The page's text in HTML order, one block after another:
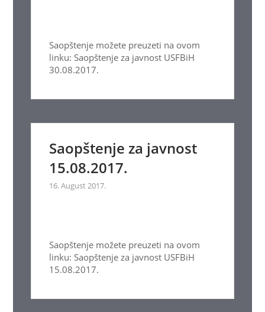
Saopštenje možete preuzeti na ovom
linku: Saopštenje za javnost USFBiH
30.08.2017.
Saopštenje za javnost
15.08.2017.
16. August 2017.
Saopštenje možete preuzeti na ovom
linku: Saopštenje za javnost USFBiH
15.08.2017.